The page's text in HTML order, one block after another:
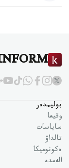
بوليمدەر
وقيعا
ساياسات
تالداۋ
ەكونوميكا
الەمدە